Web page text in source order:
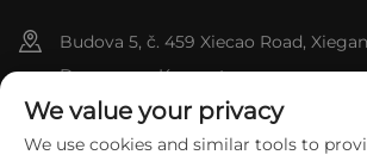
Budova 5, č. 459 Xiecao Road,
Dongguan, Kuang-tung
+86-13790150928
We value your privacy
We use cookies and similar tools to